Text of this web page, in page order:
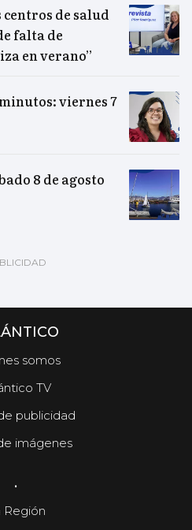
de salud
falta de
en verano”
viernes 7
8 de agosto
somos
TV
publicidad
imágenes
.
Región